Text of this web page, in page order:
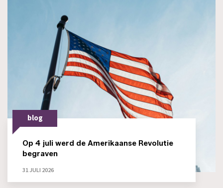
blog
Op 4 juli werd de Amerikaanse Revolutie
begraven
31 JULI 2026